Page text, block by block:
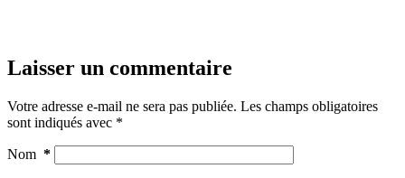
Laisser un commentaire
Votre adresse e-mail ne sera pas publiée. Les champs obligatoires
sont indiqués avec *
Nom *